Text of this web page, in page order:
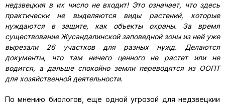
недзвецкия в их число не входит! Это означает, что здесь
практически не выделяются виды растений, которые
нуждаются в защите, как объекты охраны. За время
существование Жусандалинской заповедной зоны из неё уже
вырезали 26 участков для разных нужд. Делаются
документы, что там ничего ценного не растет или не
водится, а дальше спокойно земли переводятся из ООПТ
для хозяйственной деятельности.
По мнению биологов, еще одной угрозой для недзвецкии